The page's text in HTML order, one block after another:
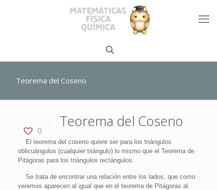
Teorema del Coseno
0
Teorema del Coseno
El teorema del coseno quiere ser para los triángulos
oblicuángulos (cualquier triángulo) lo mismo que el Teorema de
Pitágoras para los triángulos rectángulos.
Se trata de encontrar una relación entre los lados, que como
veremos aparecen al igual que en el teorema de Pitágoras al